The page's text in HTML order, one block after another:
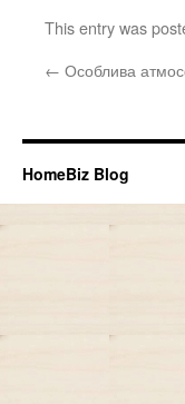
This entry was
← Особлива
HomeBiz Blog